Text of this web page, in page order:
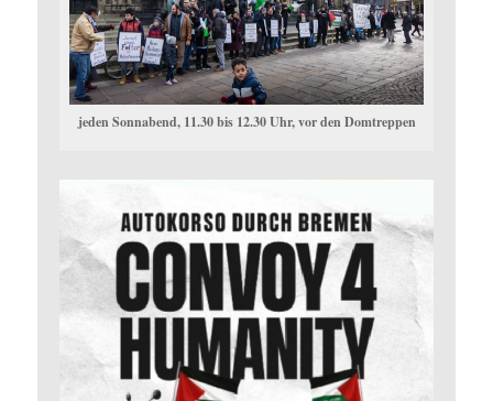
jeden Sonnabend, 11.30 bis 12.30 Uhr, vor den Domtreppen